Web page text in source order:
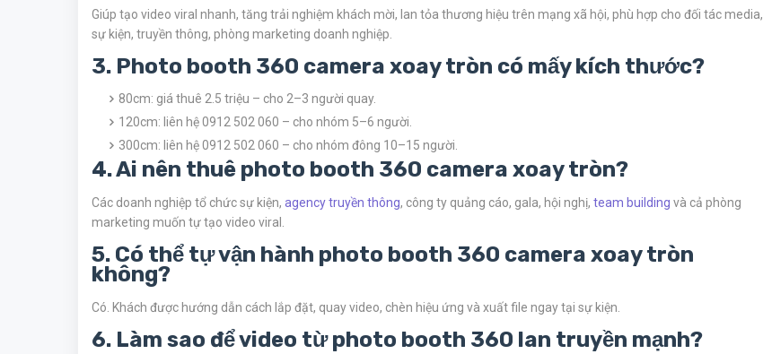
Giúp tạo video viral nhanh, tăng trải nghiệm khách mời, lan tỏa thương hiệu trên mạng xã hội, phù hợp cho đối tác media,
sự kiện, truyền thông, phòng marketing doanh nghiệp.
3. Photo booth 360 camera xoay tròn có mấy kích thước?
80cm: giá thuê 2.5 triệu – cho 2–3 người quay.
120cm: liên hệ 0912 502 060 – cho nhóm 5–6 người.
300cm: liên hệ 0912 502 060 – cho nhóm đông 10–15 người.
4. Ai nên thuê photo booth 360 camera xoay tròn?
Các doanh nghiệp tổ chức sự kiện, agency truyền thông, công ty quảng cáo, gala, hội nghị, team building và cả phòng
marketing muốn tự tạo video viral.
5. Có thể tự vận hành photo booth 360 camera xoay tròn
không?
Có. Khách được hướng dẫn cách lắp đặt, quay video, chèn hiệu ứng và xuất file ngay tại sự kiện.
6. Làm sao để video từ photo booth 360 lan truyền mạnh?